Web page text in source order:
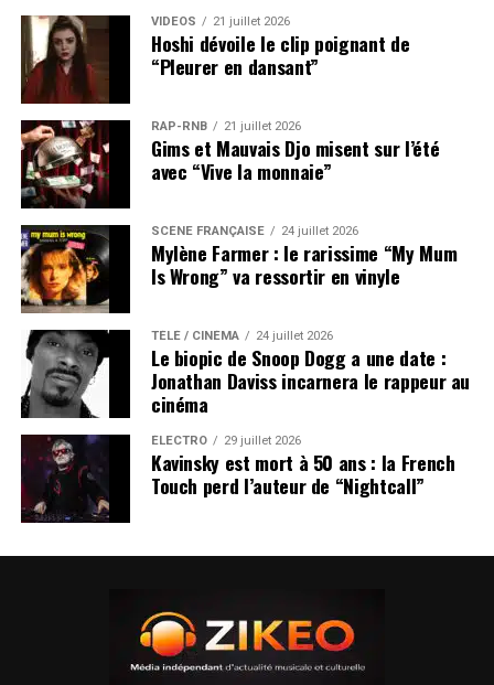
VIDEOS 21 juillet 2026
Hoshi dévoile le clip poignant de
“Pleurer en dansant”
RAP-RNB 21 juillet 2026
Gims et Mauvais Djo misent sur l’été
avec “Vive la monnaie”
SCÈNE FRANÇAISE 24 juillet 2026
Mylène Farmer : le rarissime “My Mum
Is Wrong” va ressortir en vinyle
TÉLÉ / CINÉMA 24 juillet 2026
Le biopic de Snoop Dogg a une date :
Jonathan Daviss incarnera le rappeur au
cinéma
ÉLECTRO 29 juillet 2026
Kavinsky est mort à 50 ans : la French
Touch perd l’auteur de “Nightcall”